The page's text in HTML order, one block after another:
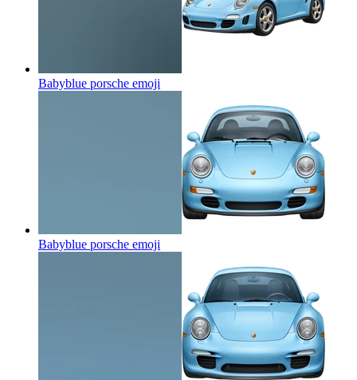
Babyblue porsche emoji
Babyblue porsche emoji